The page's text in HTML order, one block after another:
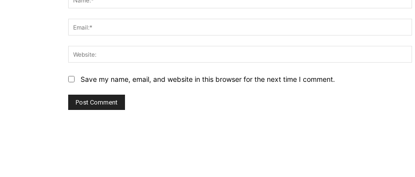
Save my name, email, and website in this browser for the next time I comment.